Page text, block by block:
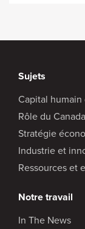
Sujets
Capital humain
Rôle du
Stratégie
Industrie et
Ressources et
Notre travail
In The News